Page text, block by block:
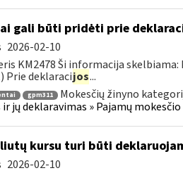
gali būti pridėti prie
2026-02-10
KM2478 Ši informacija
Prie deklaracijos...
gpm311 Mokesčių žinyno
jų deklaravimas » Pajamų
kursu turi būti
2026-02-10